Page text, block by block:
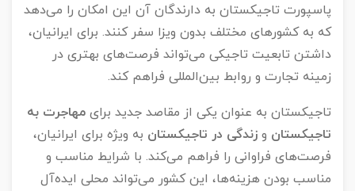
پاسپورت تاجیکستان به دارندگان آن این امکان را می‌دهد
که به کشورهای مختلف بدون ویزا سفر کنند. برای ایرانیان،
داشتن تابعیت تاجیکی می‌تواند فرصت‌های بهتری در
زمینه تجارت و روابط بین‌المللی فراهم کند.
تاجیکستان به عنوان یکی از مقاصد جدید برای مهاجرت به
تاجیکستان و زندگی در تاجیکستان به ویژه برای ایرانیان،
فرصت‌های فراوانی را فراهم می‌کند. با شرایط مناسب و
مناسب بودن هزینه‌ها، این کشور می‌تواند محلی ایده‌آل